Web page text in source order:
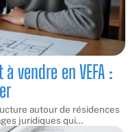
vendre en VEFA :
autour de résidences
juridiques qui…